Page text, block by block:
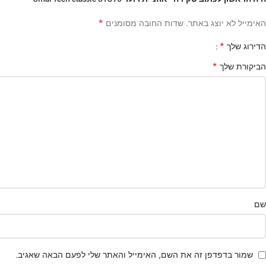
האימייל לא יוצג באתר. שדות החובה מסומנים *
הדירוג שלך *
הביקורת שלך *
שם
שמור בדפדפן זה את השם, האימייל והאתר שלי לפעם הבאה שאגיב.